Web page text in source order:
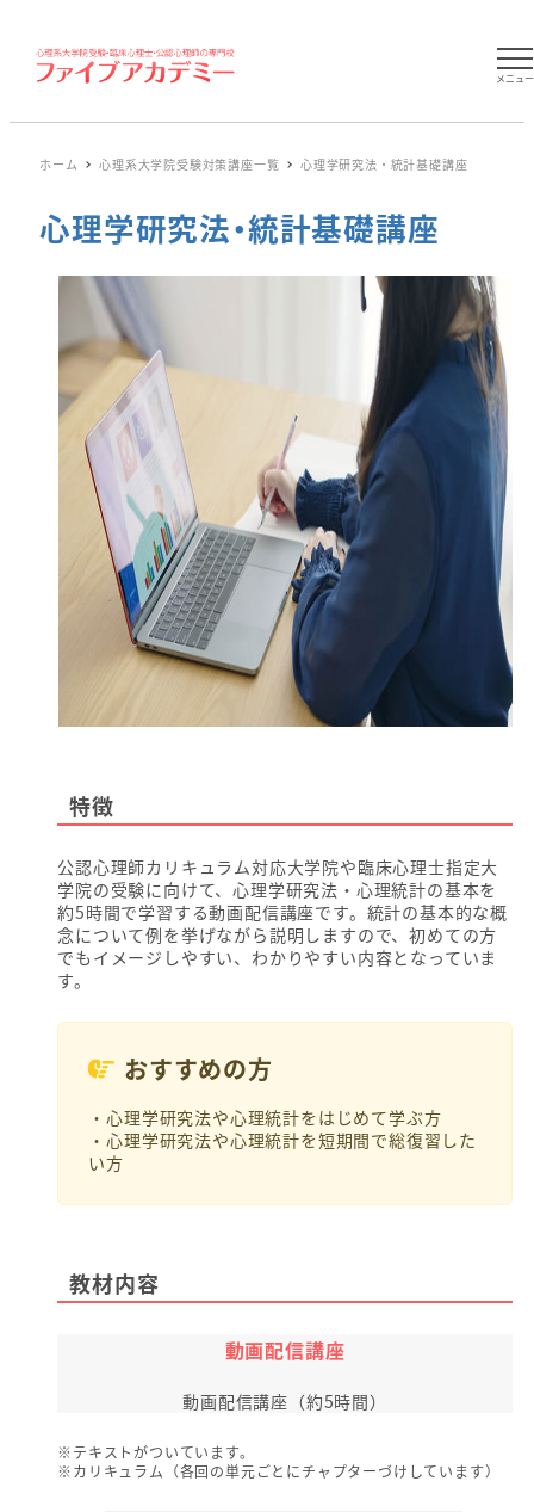
メニュー
ホーム 心理系大学院受験対策講座一覧 心理学研究法・統計基礎講座
心理学研究法・統計基礎講座
特徴
公認心理師カリキュラム対応大学院や臨床心理士指定大
学院の受験に向けて、心理学研究法・心理統計の基本を
約5時間で学習する動画配信講座です。統計の基本的な概
念について例を挙げながら説明しますので、初めての方
でもイメージしやすい、わかりやすい内容となっていま
す。
おすすめの方
・心理学研究法や心理統計をはじめて学ぶ方
・心理学研究法や心理統計を短期間で総復習した
い方
教材内容
動画配信講座
動画配信講座（約5時間）
※テキストがついています。
※カリキュラム（各回の単元ごとにチャプターづけしています）